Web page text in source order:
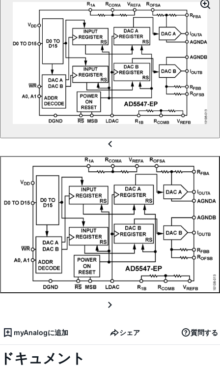
myAnalogに追加 シェア 質問する
ドキュメント